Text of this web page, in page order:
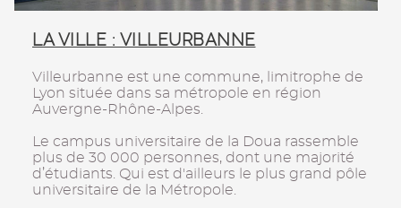
LA VILLE : VILLEURBANNE
Villeurbanne est une commune, limitrophe de
Lyon située dans sa métropole en région
Auvergne-Rhône-Alpes.
Le campus universitaire de la Doua rassemble
plus de 30 000 personnes, dont une majorité
d’étudiants. Qui est d'ailleurs le plus grand pôle
universitaire de la Métropole.